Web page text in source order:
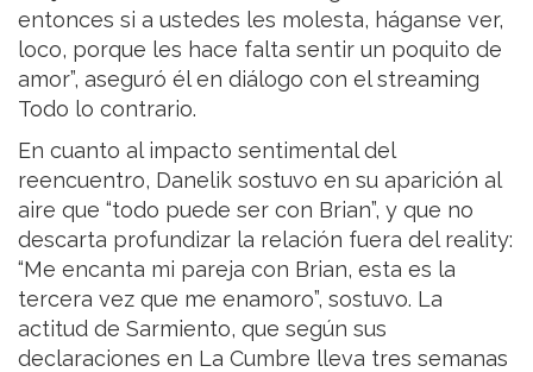
entonces si a ustedes les molesta, háganse ver,
loco, porque les hace falta sentir un poquito de
amor”, aseguró él en diálogo con el streaming
Todo lo contrario.
En cuanto al impacto sentimental del
reencuentro, Danelik sostuvo en su aparición al
aire que “todo puede ser con Brian”, y que no
descarta profundizar la relación fuera del reality:
“Me encanta mi pareja con Brian, esta es la
tercera vez que me enamoro”, sostuvo. La
actitud de Sarmiento, que según sus
declaraciones en La Cumbre lleva tres semanas